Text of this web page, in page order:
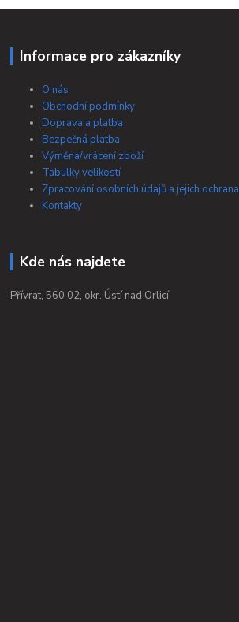
Informace pro zákazníky
O nás
Obchodní podmínky
Doprava a platba
Bezpečná platba
Výměna/vrácení zboží
Tabulky velikostí
Zpracování osobních údajů a jejich ochrana
Kontakty
Kde nás najdete
Přívrat, 560 02, okr. Ústí nad Orlicí